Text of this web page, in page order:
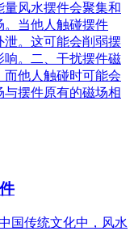
风水摆件会聚集和
。当他人触碰摆件
泄。这可能会削弱摆
响。二、干扰摆件磁
他人触碰时可能会
摆件原有的磁场相
国传统文化中，风水